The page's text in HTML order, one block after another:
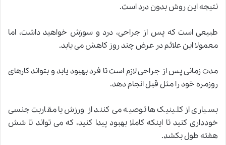
نتیجه این روش بدون درد است.
طبیعی است که پس از جراحی، درد و سوزش خواهید داشت، اما
معمولا این علائم در عرض چند روز کاهش می یابد.
مدت زمانی پس از جراحی لازم است تا فرد بهبود یابد و بتواند کارهای
روزمره خود را مثل قبل انجام دهد.
بسیاری از کلینیک ها توصیه می کنند از ورزش یا مقاربت جنسی
خودداری کنید تا اینکه کاملا بهبود پیدا کنید، که می تواند تا شش
هفته طول بکشد.